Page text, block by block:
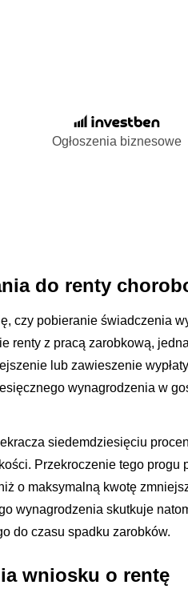
Ogłoszenia biznesowe
do renty
czy pobieranie świadczenia
renty z pracą zarobkową,
lub zawieszenie
wynagrodzenia w
siedemdziesięciu
Przekroczenie tego
o maksymalną kwotę
wynagrodzenia skutkuje
do czasu spadku zarobków.
wniosku o rentę